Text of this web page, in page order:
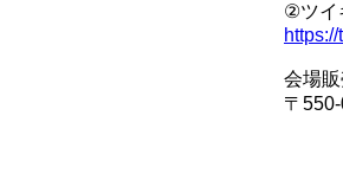
②ツイ
会場
〒